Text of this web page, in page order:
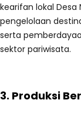
kearifan lokal Desa
pengelolaan
serta
sektor pariwisata.
3. Produksi